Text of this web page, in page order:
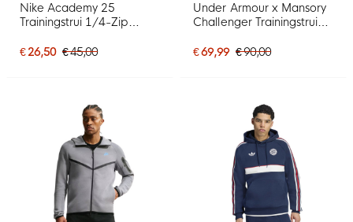
Nike Academy 25
Trainingstrui 1/4-Zip
€ 26,50 € 45,00
Under Armour x Mansory
Challenger Trainingstrui
€ 69,99 € 90,00